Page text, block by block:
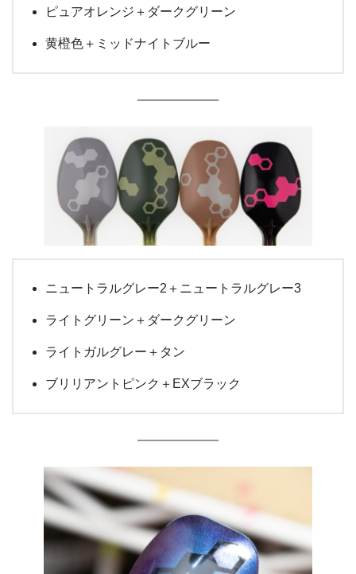
ピュアオレンジ＋ダークグリーン
黄橙色＋ミッドナイトブルー
ニュートラルグレー2＋ニュートラルグレー3
ライトグリーン＋ダークグリーン
ライトガルグレー＋タン
ブリリアントピンク＋EXブラック